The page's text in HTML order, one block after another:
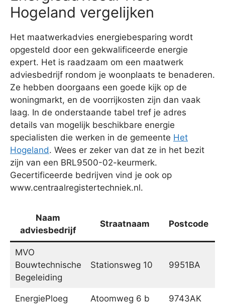
Hogeland vergelijken
Het maatwerkadvies energiebesparing wordt
opgesteld door een gekwalificeerde energie
expert. Het is raadzaam om een maatwerk
adviesbedrijf rondom je woonplaats te benaderen.
Ze hebben doorgaans een goede kijk op de
woningmarkt, en de voorrijkosten zijn dan vaak
laag. In de onderstaande tabel tref je adres
details van mogelijk beschikbare energie
specialisten die werken in de gemeente Het
Hogeland. Wees er zeker van dat ze in het bezit
zijn van een BRL9500-02-keurmerk.
Gecertificeerde bedrijven vind je ook op
www.centraalregistertechniek.nl.
Naam
adviesbedrijf
Straatnaam Postcode
MVO
Bouwtechnische
Begeleiding
Stationsweg 10 9951BA
EnergiePloeg Atoomweg 6 b 9743AK